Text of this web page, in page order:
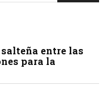
entre las
para la